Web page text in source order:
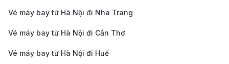
Vé máy bay từ Hà Nội đi Nha Trang
Vé máy bay từ Hà Nội đi Cần Thơ
Vé máy bay từ Hà Nội đi Huế